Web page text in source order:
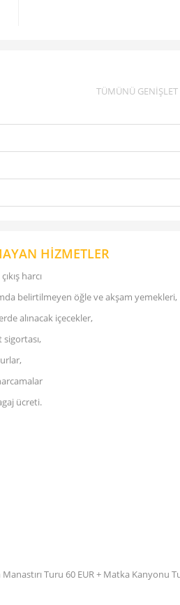
TÜMÜNÜ GENİŞLET
HİZMETLER
harcı
belirtilmeyen öğle ve akşam yemekleri,
alınacak içecekler,
sigortası,
ücreti.
Turu 60 EUR + Matka Kanyonu